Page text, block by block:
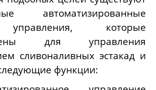
автоматизированные
которые
для управления
сливоналивных эстакад и
функции: